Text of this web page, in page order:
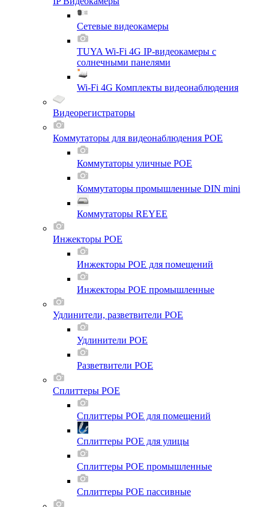
Сетевые видеокамеры
TUYA Wi-Fi 4G IP-видеокамеры с
солнечными панелями
Wi-Fi 4G Комплекты видеонаблюдения
Видеорегистраторы
Коммутаторы для видеонаблюдения POE
Коммутаторы уличные POE
Коммутаторы промышленные DIN mini
Коммутаторы REYEE
Инжекторы POE
Инжекторы POE для помещений
Инжекторы POE промышленные
Удлинители, разветвители POE
Удлинители POE
Разветвители POE
Сплиттеры POE
Сплиттеры POE для помещений
Сплиттеры POE для улицы
Сплиттеры POE промышленные
Сплиттеры POE пассивные